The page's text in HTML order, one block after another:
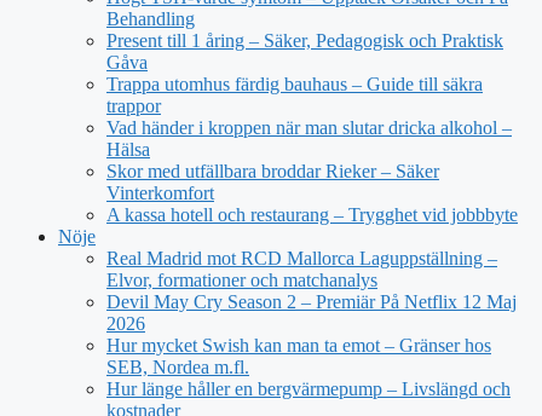
Behandling
Present till 1 åring – Säker, Pedagogisk och Praktisk
Gåva
Trappa utomhus färdig bauhaus – Guide till säkra
trappor
Vad händer i kroppen när man slutar dricka alkohol –
Hälsa
Skor med utfällbara broddar Rieker – Säker
Vinterkomfort
A kassa hotell och restaurang – Trygghet vid jobbbyte
Nöje
Real Madrid mot RCD Mallorca Laguppställning –
Elvor, formationer och matchanalys
Devil May Cry Season 2 – Premiär På Netflix 12 Maj
2026
Hur mycket Swish kan man ta emot – Gränser hos
SEB, Nordea m.fl.
Hur länge håller en bergvärmepump – Livslängd och
kostnader